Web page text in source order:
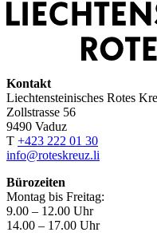
Kontakt
Liechtensteinisches Rotes
Zollstrasse 56
9490 Vaduz
T +423 222 01 30
info@roteskreuz.li
Bürozeiten
Montag bis Freitag:
9.00 – 12.00 Uhr
14.00 – 17.00 Uhr